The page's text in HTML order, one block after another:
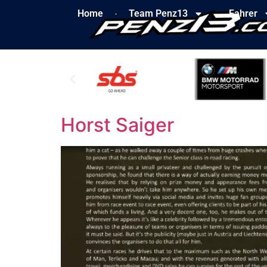
Home Team Penz13 Fahrer
Horst Saiger